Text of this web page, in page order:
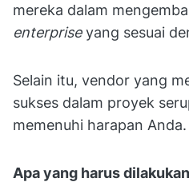
mereka dalam
enterpriseyang sesuai
Selain itu, vendor yang
sukses dalam proyek
memenuhi harapan Anda.
Apa yang harus